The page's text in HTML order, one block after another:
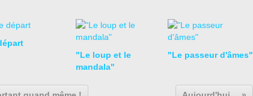
"Le loup et le
mandala"
"Le passeur d'âmes"